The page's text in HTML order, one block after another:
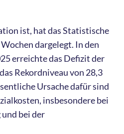
ist, hat das Statistische
dargelegt. In den
erreichte das Defizit der
Rekordniveau von 28,3
Ursache dafür sind
insbesondere bei
bei der